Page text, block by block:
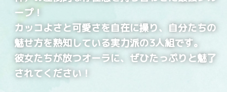
ープ！
カッコよさと可愛さを自在に操り、自分たちの
魅せ方を熟知している実力派の3人組です。
彼女たちが放つオーラに、ぜひたっぷりと魅了
されてください！